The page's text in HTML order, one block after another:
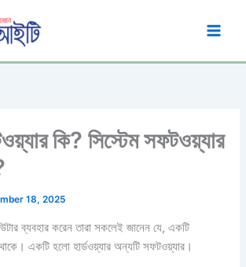
কি? সিস্টেম সফটওয়্যার
18, 2025
ব্যবহার করেন তারা সকলেই জানেন যে, একটি
একটি হলো হার্ডওয়্যার অন্যটি সফটওয়্যার।